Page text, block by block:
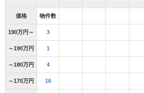
価格 物件数
190万円～ 3
～190万円 1
～180万円 4
～170万円 16